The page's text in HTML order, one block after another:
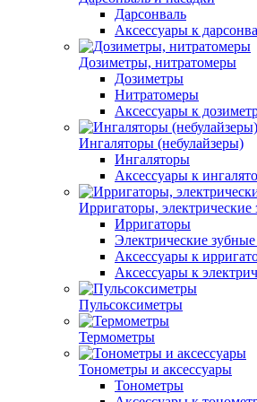
Дарсонваль
Аксессуары к
Дозиметры, нитратомеры
Дозиметры
Нитратомеры
Аксессуары к
Ингаляторы (небулайзеры)
Ингаляторы
Аксессуары к
Ирригаторы,
Ирригаторы
Электрические
Аксессуары к
Аксессуары к
Пульсоксиметры
Термометры
Тонометры и аксессуары
Тонометры